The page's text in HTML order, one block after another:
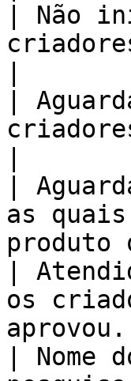
| Não
|
|
as
produto
|
os
|